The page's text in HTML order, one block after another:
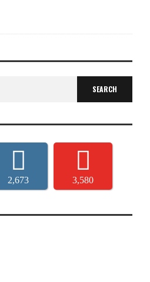
2,673 3,580